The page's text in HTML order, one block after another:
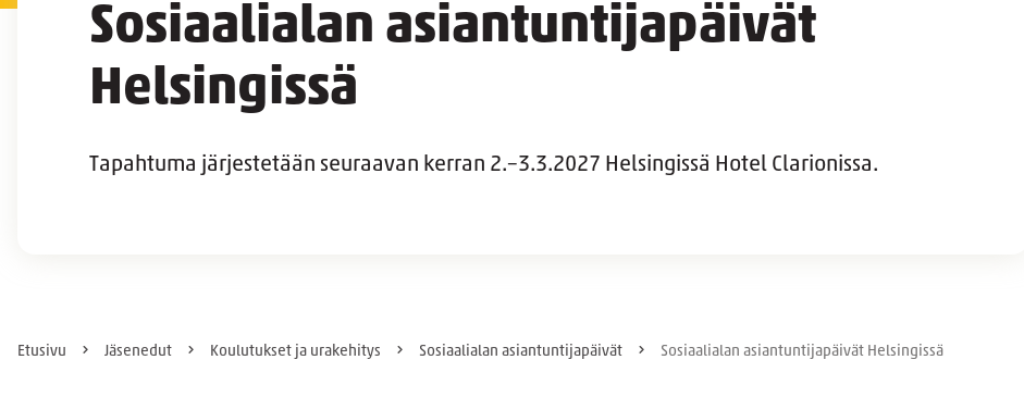
Sosiaalialan asiantuntijapäivät
Helsingissä
Tapahtuma järjestetään seuraavan kerran 2.–3.3.2027 Helsingissä Hotel Clarionissa.
Etusivu Jäsenedut Koulutukset ja urakehitys Sosiaalialan asiantuntijapäivät Sosiaalialan asiantuntijapäivät Helsingissä